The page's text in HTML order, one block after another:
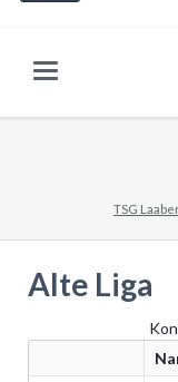
TSG
Alte Liga